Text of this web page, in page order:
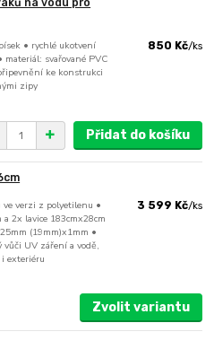
na vodu pro
• rychlé ukotvení
svařované PVC
ke konstrukci
zipy
850 Kč/ks
Přidat do košíku
verzi z polyetilenu •
2x lavice 183cmx28cm
(19mm)x1mm •
UV záření a vodě,
exteriéru
3 599 Kč/ks
Zvolit variantu